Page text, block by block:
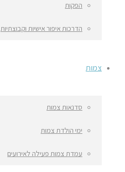
הפקות
הדרכות איפור אישיות וקבוצתיות
צמות
סדנאות צמות
ימי הולדת צמות
עמדת צמות פעילה לאירועים